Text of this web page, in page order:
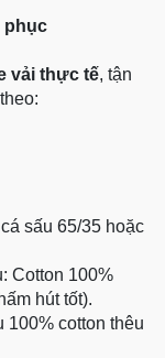
phục
vải thực tế, tận
sấu 65/35 hoặc
Cotton 100%
hút tốt).
100% cotton thêu